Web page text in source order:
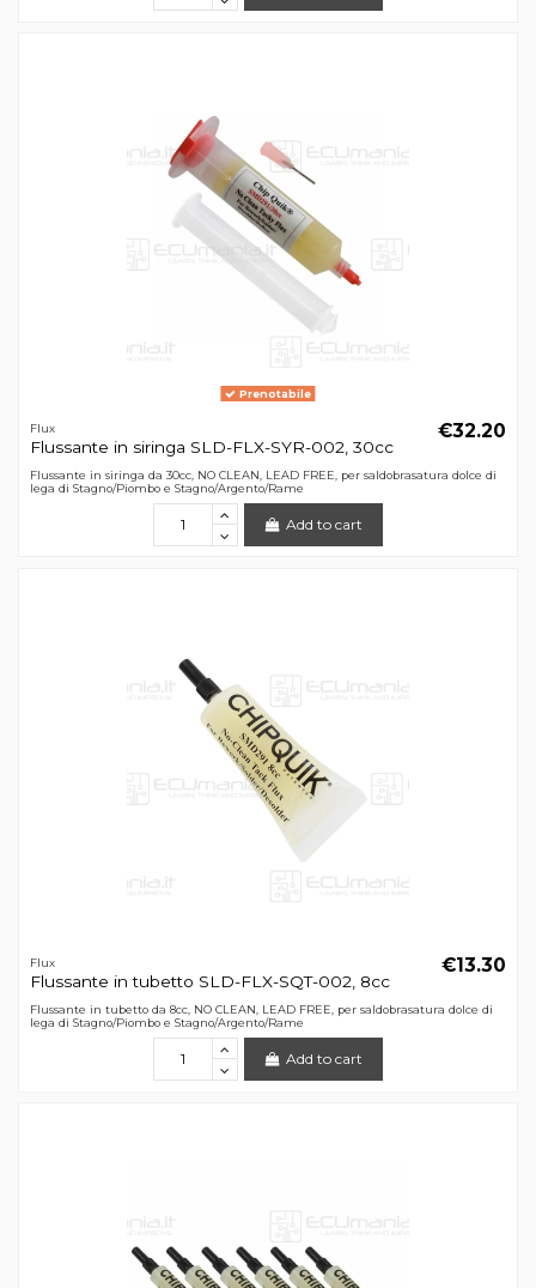
Prenotabile
Flux
Flussante in siringa SLD-FLX-SYR-002, 30cc
€32.20
Flussante in siringa da 30cc, NO CLEAN, LEAD FREE, per saldobrasatura dolce di
lega di Stagno/Piombo e Stagno/Argento/Rame
Add to cart
Flux
Flussante in tubetto SLD-FLX-SQT-002, 8cc
€13.30
Flussante in tubetto da 8cc, NO CLEAN, LEAD FREE, per saldobrasatura dolce di
lega di Stagno/Piombo e Stagno/Argento/Rame
Add to cart